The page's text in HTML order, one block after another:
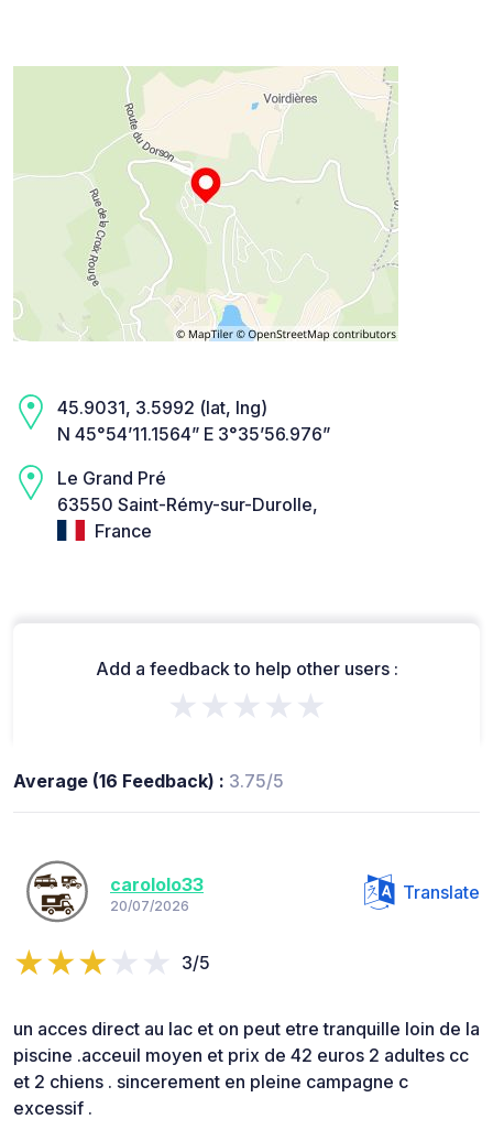
45.9031, 3.5992 (lat, lng)
N 45°54’11.1564” E 3°35’56.976”
Le Grand Pré
63550 Saint-Rémy-sur-Durolle,
France
Add a feedback to help other users :
★★★★★
Average (16 Feedback) : 3.75/5
carololo33
20/07/2026
Translate
3/5
un acces direct au lac et on peut etre tranquille loin de la
piscine .acceuil moyen et prix de 42 euros 2 adultes cc
et 2 chiens . sincerement en pleine campagne c
excessif .